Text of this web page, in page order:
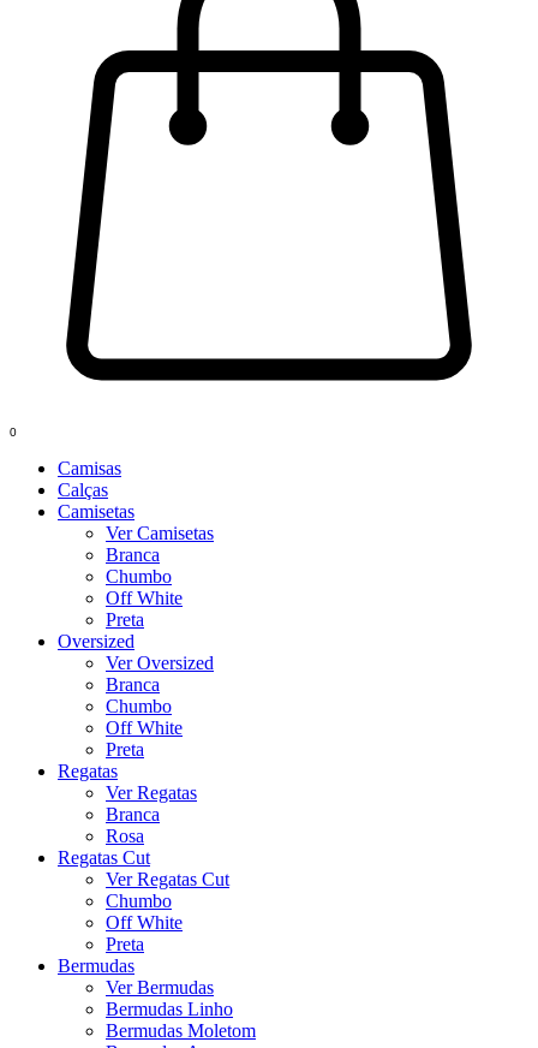
0
Camisas
Calças
Camisetas
Ver Camisetas
Branca
Chumbo
Off White
Preta
Oversized
Ver Oversized
Branca
Chumbo
Off White
Preta
Regatas
Ver Regatas
Branca
Rosa
Regatas Cut
Ver Regatas Cut
Chumbo
Off White
Preta
Bermudas
Ver Bermudas
Bermudas Linho
Bermudas Moletom